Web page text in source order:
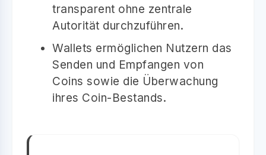
transparent ohne zentrale
Autorität durchzuführen.
Wallets ermöglichen Nutzern das
Senden und Empfangen von
Coins sowie die Überwachung
ihres Coin-Bestands.